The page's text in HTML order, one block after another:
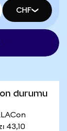
CHF
durumu
43,10